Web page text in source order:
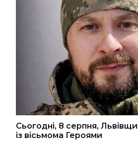
Сьогодні, 8 серпня,
із вісьмома Героями